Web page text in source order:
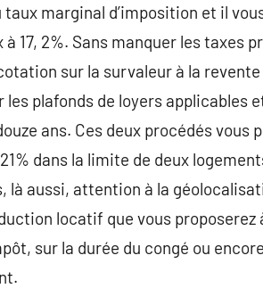
marginal d’imposition et il
17, 2%. Sans manquer les taxes
sur la survaleur à la
plafonds de loyers applicables
ans. Ces deux procédés
dans la limite de deux
là aussi, attention à la
locatif que vous
sur la durée du congé ou